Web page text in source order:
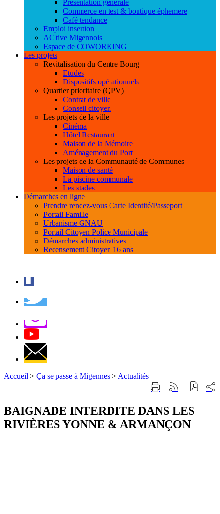
Présentation générale
Commerce en test & boutique éphemere
Café tendance
Emploi insertion
AC'tive Migennois
Espace de COWORKING
Les projets
Revitalisation du Centre Bourg
Etudes
Dispositifs opérationnels
Quartier prioritaire (QPV)
Contrat de ville
Conseil citoyen
Les projets de la ville
Cinéma
Hôtel Restaurant
Maison de la Mémoire
Aménagement du Port
Les projets de la Communauté de Communes
Maison de santé
La piscine communale
Les stades
Démarches en ligne
Prendre rendez-vous Carte Identité/Passeport
Portail Famille
Urbanisme GNAU
Portail Citoyen Police Municipale
Démarches administratives
Recensement Citoyen 16 ans
Accueil > Ça se passe à Migennes > Actualités
ImprimerGénérer
RSS
sur
BAIGNADE INTERDITE DANS LES
RIVIÈRES YONNE & ARMANÇON